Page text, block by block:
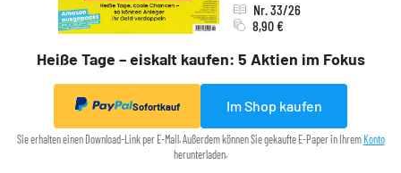
Heiße Tage – eiskalt kaufen: 5 Aktien im Fokus
Nr. 33/26
8,90 €
Sofortkauf Im Shop kaufen
Sie erhalten einen Download-Link per E-Mail. Außerdem können Sie gekaufte E-Paper in Ihrem Konto
herunterladen.